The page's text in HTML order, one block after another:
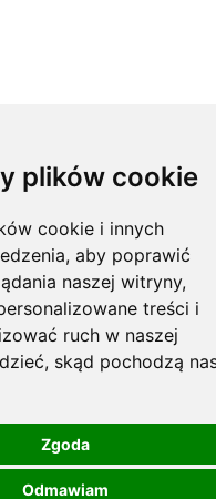
plików cookie
cookie i innych
aby poprawić
naszej witryny,
treści i
ruch w naszej
skąd pochodzą
Zgoda
Odmawiam